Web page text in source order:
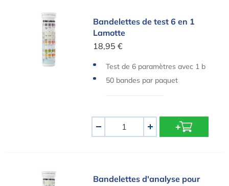
Bandelettes de test 6 en 1 Lamotte
Bandelettes de test 6 en 1
Lamotte
18,95 €
Test de 6 paramètres avec 1 b
andelette
50 bandes par paquet
+
Bandelettes d'analyse pour piscine et spa 3 en 1
Bandelettes d'analyse pour